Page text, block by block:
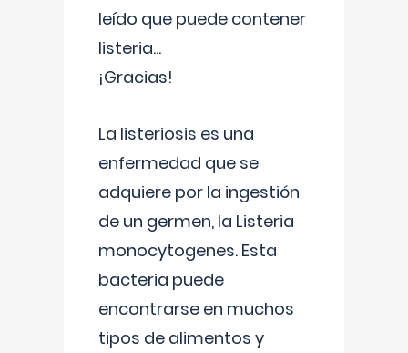
leído que puede contener
listeria...
¡Gracias!
La listeriosis es una
enfermedad que se
adquiere por la ingestión
de un germen, la Listeria
monocytogenes. Esta
bacteria puede
encontrarse en muchos
tipos de alimentos y